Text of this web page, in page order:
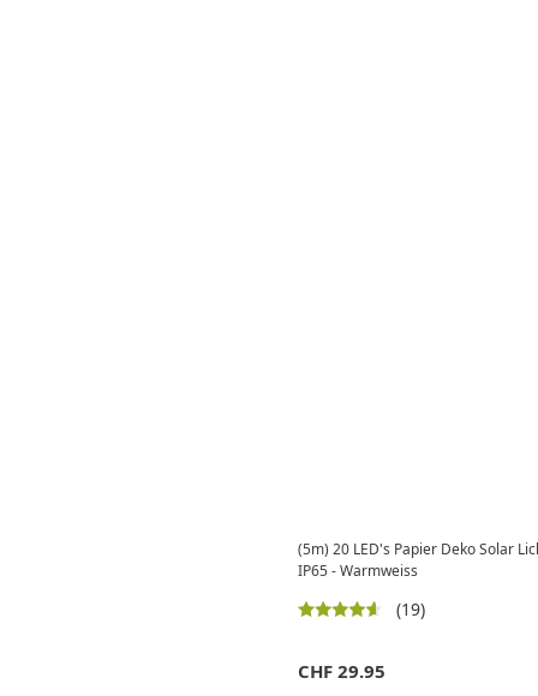
(5m) 20 LED's Papier Deko Solar
IP65 - Warmweiss
(19)
CHF 29.95